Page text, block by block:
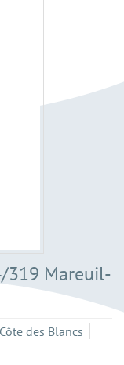
319 Mareuil-
Côte des Blancs